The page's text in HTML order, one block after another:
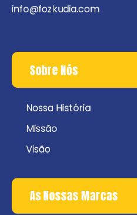
info@fozkudia.com
Sobre Nós
Nossa História
Missão
Visão
As Nossas Marcas